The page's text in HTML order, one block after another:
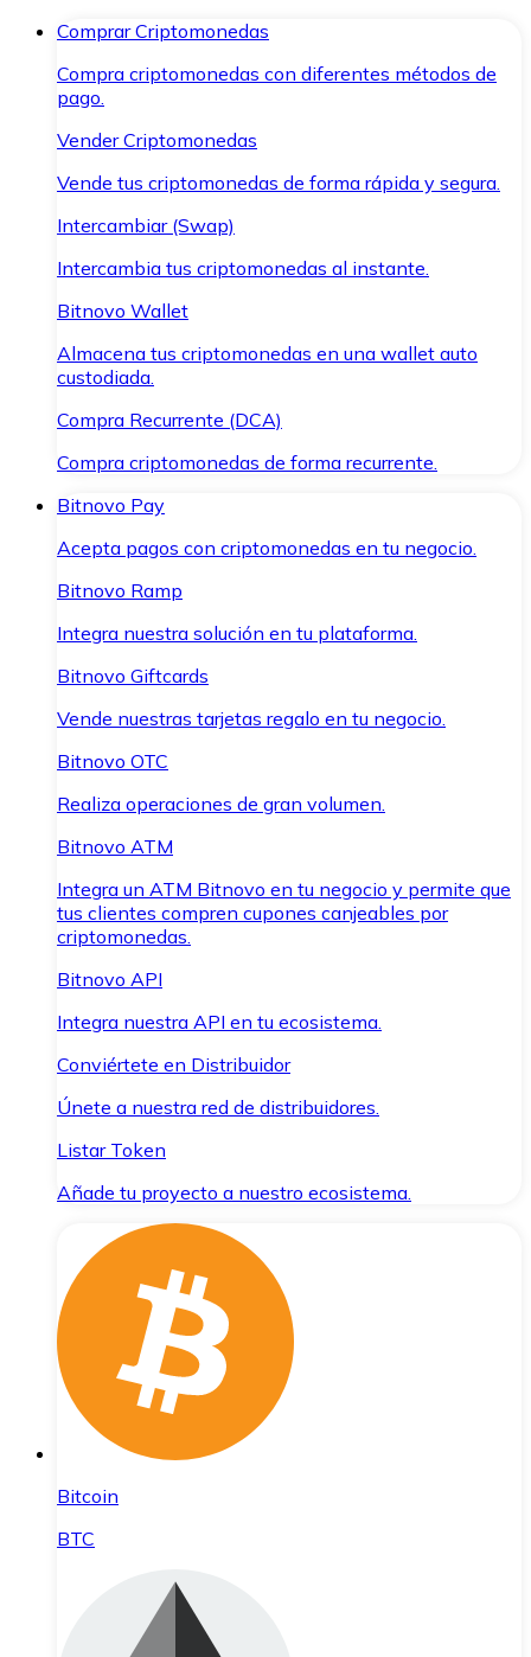
Comprar Criptomonedas
Compra criptomonedas con diferentes métodos de
pago.
Vender Criptomonedas
Vende tus criptomonedas de forma rápida y segura.
Intercambiar (Swap)
Intercambia tus criptomonedas al instante.
Bitnovo Wallet
Almacena tus criptomonedas en una wallet auto
custodiada.
Compra Recurrente (DCA)
Compra criptomonedas de forma recurrente.
Bitnovo Pay
Acepta pagos con criptomonedas en tu negocio.
Bitnovo Ramp
Integra nuestra solución en tu plataforma.
Bitnovo Giftcards
Vende nuestras tarjetas regalo en tu negocio.
Bitnovo OTC
Realiza operaciones de gran volumen.
Bitnovo ATM
Integra un ATM Bitnovo en tu negocio y permite que
tus clientes compren cupones canjeables por
criptomonedas.
Bitnovo API
Integra nuestra API en tu ecosistema.
Conviértete en Distribuidor
Únete a nuestra red de distribuidores.
Listar Token
Añade tu proyecto a nuestro ecosistema.
Bitcoin
BTC